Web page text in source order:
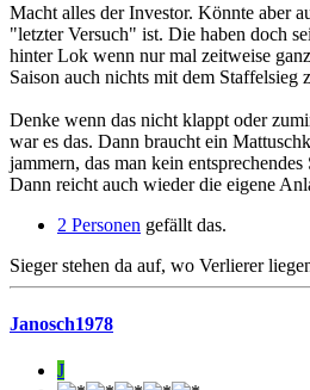
Macht alles der Investor. Könnte aber
"letzter Versuch" ist. Die haben doch
hinter Lok wenn nur mal zeitweise
Saison auch nichts mit dem Staffelsieg
Denke wenn das nicht klappt oder
war es das. Dann braucht ein
jammern, das man kein
Dann reicht auch wieder die eigene
2 Personen gefällt das.
Sieger stehen da auf, wo Verlierer
Janosch1978
J